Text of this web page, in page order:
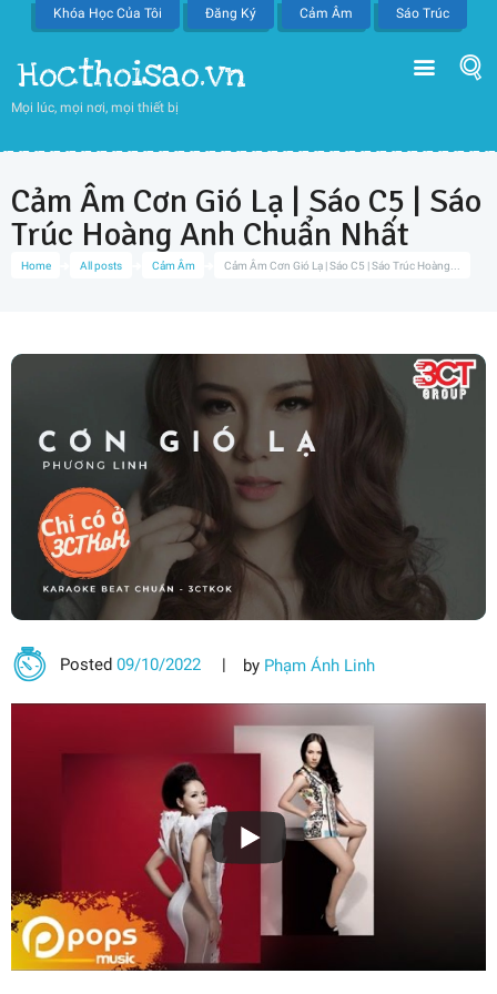
Khóa Học Của Tôi Đăng Ký Cảm Âm Sáo Trúc
Hocthoisao.vn
Mọi lúc, mọi nơi, mọi thiết bị
Home All posts Cảm Âm Cảm Âm Cơn Gió Lạ | Sáo C5 | Sáo Trúc Hoàng...
Cảm Âm Cơn Gió Lạ | Sáo C5 | Sáo
Trúc Hoàng Anh Chuẩn Nhất
Posted09/10/2022 by Phạm Ánh Linh